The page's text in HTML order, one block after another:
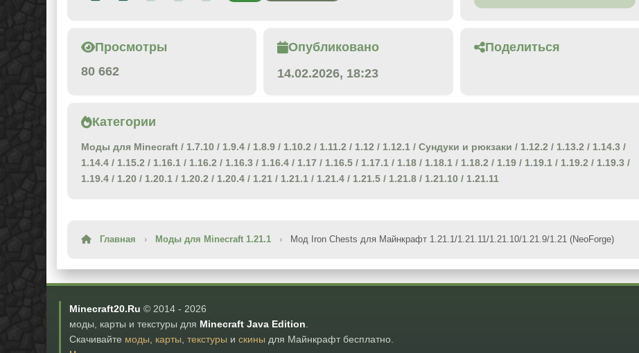
Просмотры
80 662
Опубликовано
14.02.2026, 18:23
Поделиться
Категории
Моды для Minecraft / 1.7.10 / 1.9.4 / 1.8.9 / 1.10.2 / 1.11.2 / 1.12 / 1.12.1 / Сундуки и рюкзаки / 1.12.2 / 1.13.2 / 1.14.3 /
1.14.4 / 1.15.2 / 1.16.1 / 1.16.2 / 1.16.3 / 1.16.4 / 1.17 / 1.16.5 / 1.17.1 / 1.18 / 1.18.1 / 1.18.2 / 1.19 / 1.19.1 / 1.19.2 / 1.19.3 /
1.19.4 / 1.20 / 1.20.1 / 1.20.2 / 1.20.4 / 1.21 / 1.21.1 / 1.21.4 / 1.21.5 / 1.21.8 / 1.21.10 / 1.21.11
Главная › Моды для Minecraft 1.21.1 › Мод Iron Chests для Майнкрафт 1.21.1/1.21.11/1.21.10/1.21.9/1.21 (NeoForge)
Minecraft20.Ru © 2014 - 2026
моды, карты и текстуры для Minecraft Java Edition
Скачивайте моды карты текстуры и скины для Майнкрафт бесплатно.